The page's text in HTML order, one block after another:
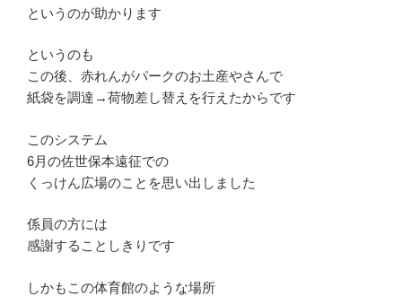
というのが助かります
というのも
この後、赤れんがパークのお土産やさんで
紙袋を調達→荷物差し替えを行えたからです
このシステム
6月の佐世保本遠征での
くっけん広場のことを思い出しました
係員の方には
感謝することしきりです
しかもこの体育館のような場所